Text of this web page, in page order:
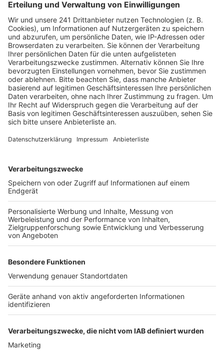
Wenn ein Popstar, Comedian, Schauspieler oder
Politiker bei uns zu Besuch ist, stellt er sich auch dem
besonderen Video-Interview „Fünf für". Dabei wird
keine einzige Frage gestellt, sondern dem Gast
einfach fünf Dinge in die Hand gedrückt, zu denen er
das erzählt, was ihm als Erstes einfällt. Keine
Standardantworten, keine Promotionaussagen -
sondern ganz persönliche Geschichten - das ist „Fünf
für"!
Anzeige
Wir benötigen Ihre
Zustimmung, um den YouTube
Wir verwenden einen Service eines
Drittanbieters, um Videoinhalte
einzubetten. Dieser Service kann
Daten zu Ihren Aktivitäten
sammeln. Bitte lesen Sie die
Details durch und stimmen Sie der
Nutzung des Service zu, um dieses
Video anzusehen.
Mehr Informationen
Fünf für Sami Slimani
Anzeige